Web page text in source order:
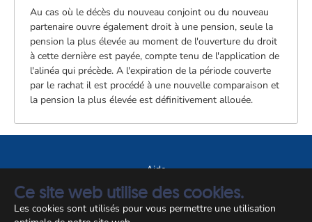
Ce site web utilise des cookies.
Les cookies sont utilisés pour vous permettre une utilisation
Au cas où le décès du nouveau conjoint ou du nouveau
partenaire ouvre également droit à une pension, seule la
pension la plus élevée au moment de l'ouverture du droit
à cette dernière est payée, compte tenu de l'application de
l'alinéa qui précède. A l'expiration de la période couverte
par le rachat il est procédé à une nouvelle comparaison et
la pension la plus élevée est définitivement allouée.
Aide
A propos du site
Notice légale